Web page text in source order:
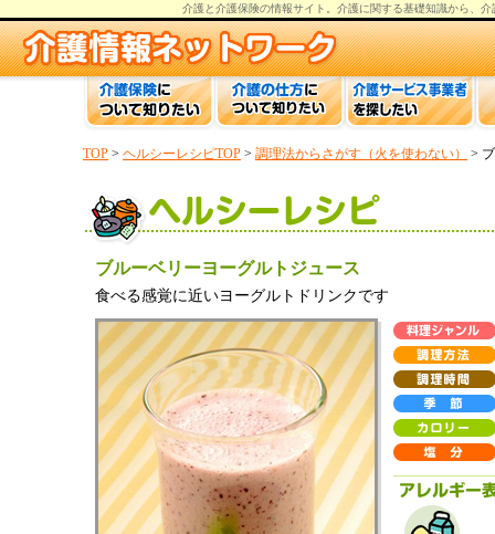
介護と介護保険の情報サイト。 介護に関する基礎知識から、 介
TOP > ヘルシーレシピTOP > 調理法からさがす（火を使わない） >
ブルーベリーヨーグルトジュース
食べる感覚に近いヨーグルトドリンクです